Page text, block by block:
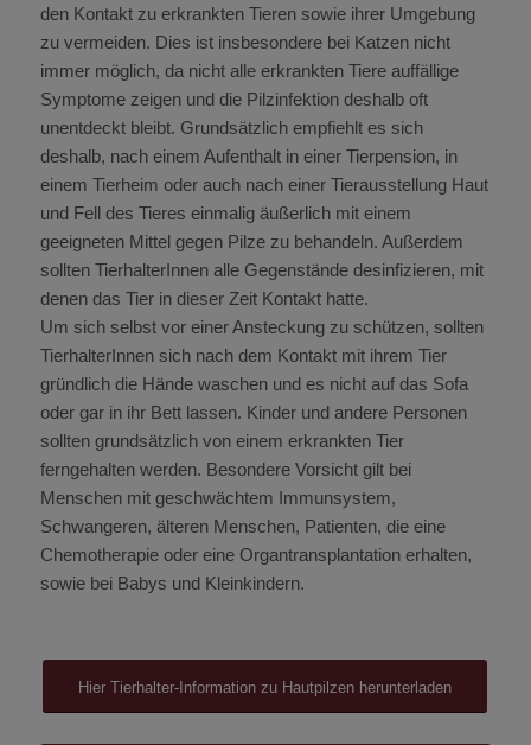
den Kontakt zu erkrankten Tieren sowie ihrer Umgebung
zu vermeiden. Dies ist insbesondere bei Katzen nicht
immer möglich, da nicht alle erkrankten Tiere auffällige
Symptome zeigen und die Pilzinfektion deshalb oft
unentdeckt bleibt. Grundsätzlich empfiehlt es sich
deshalb, nach einem Aufenthalt in einer Tierpension, in
einem Tierheim oder auch nach einer Tierausstellung Haut
und Fell des Tieres einmalig äußerlich mit einem
geeigneten Mittel gegen Pilze zu behandeln. Außerdem
sollten TierhalterInnen alle Gegenstände desinfizieren, mit
denen das Tier in dieser Zeit Kontakt hatte.
Um sich selbst vor einer Ansteckung zu schützen, sollten
TierhalterInnen sich nach dem Kontakt mit ihrem Tier
gründlich die Hände waschen und es nicht auf das Sofa
oder gar in ihr Bett lassen. Kinder und andere Personen
sollten grundsätzlich von einem erkrankten Tier
ferngehalten werden. Besondere Vorsicht gilt bei
Menschen mit geschwächtem Immunsystem,
Schwangeren, älteren Menschen, Patienten, die eine
Chemotherapie oder eine Organtransplantation erhalten,
sowie bei Babys und Kleinkindern.
Hier Tierhalter-Information zu Hautpilzen herunterladen